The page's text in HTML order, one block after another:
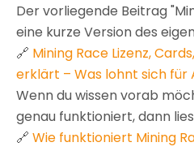
Der vorliegende Beitrag
eine kurze Version des
🔗 Mining Race Lizenz,
erklärt – Was lohnt sich für
Wenn du wissen vorab
genau funktioniert, dann
🔗 Wie funktioniert Mining